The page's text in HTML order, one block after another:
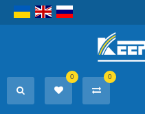
0 0